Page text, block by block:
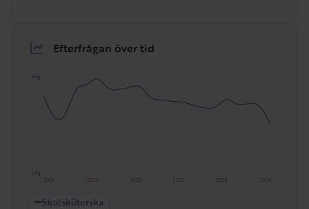
Efterfrågan över tid
Hög
Låg
2026
2025
2024
2023
2022
2021
Skolsköterska